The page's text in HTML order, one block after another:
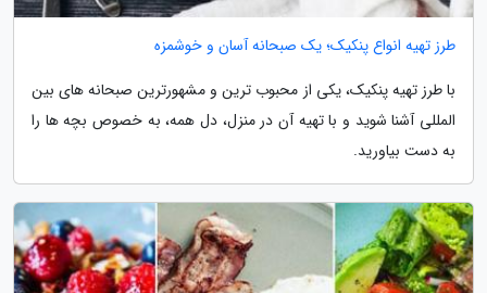
طرز تهیه انواع پنکیک؛ یک صبحانه آسان و خوشمزه
با طرز تهیه پنکیک، یکی از محبوب ترین و مشهورترین صبحانه های بین
المللی آشنا شوید و با تهیه آن در منزل، دل همه، به خصوص بچه ها را
به دست بیاورید.